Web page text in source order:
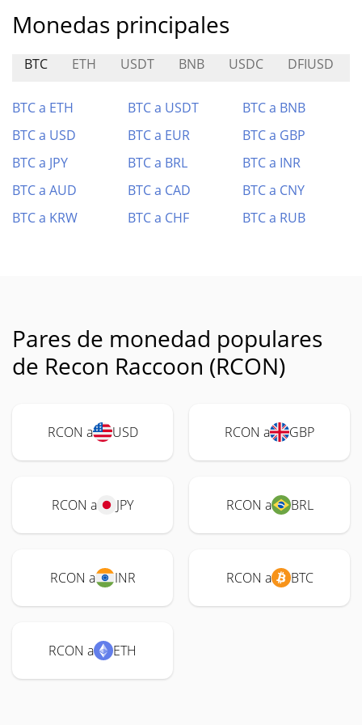
Monedas principales
BTC ETH USDT BNB USDC DFIUSD
BTC a ETH BTC a USDT
BTC a BNB
BTC a USD
BTC a EUR
BTC a GBP
BTC a JPY
BTC a BRL
BTC a INR
BTC a AUD
BTC a CAD
BTC a CNY
BTC a KRW
BTC a CHF BTC a RUB
Pares de monedad populares
de Recon Raccoon (RCON)
RCON a USD RCON a GBP
RCON a JPY RCON a BRL
RCON a INR RCON a BTC
RCON a ETH